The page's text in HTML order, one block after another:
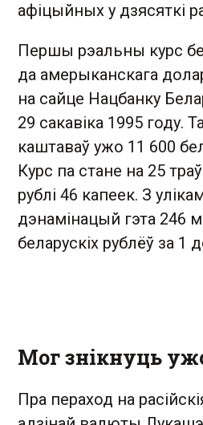
афіцыйных у дзясяткі
Першы рэальны курс
да амерыканскага
на сайце Нацбанку
29 сакавіка 1995
каштаваў ужо 11 600
Курс па стане на 25
рублі 46 капеек. З
дэнамінацый гэта 246
беларускіх рублёў за 1
Мог знікнуць
Пра пераход на